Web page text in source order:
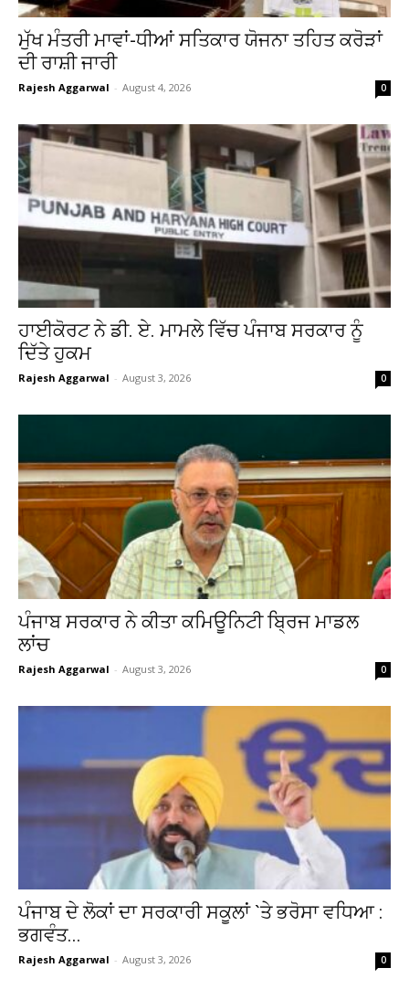
ਮੁੱਖ ਮੰਤਰੀ ਮਾਵਾਂ-ਧੀਆਂ ਸਤਿਕਾਰ ਯੋਜਨਾ ਤਹਿਤ ਕਰੋੜਾਂ
ਦੀ ਰਾਸ਼ੀ ਜਾਰੀ
Rajesh Aggarwal - August 4, 2026 0
ਹਾਈਕੋਰਟ ਨੇ ਡੀ. ਏ. ਮਾਮਲੇ ਵਿੱਚ ਪੰਜਾਬ ਸਰਕਾਰ ਨੂੰ
ਦਿੱਤੇ ਹੁਕਮ
Rajesh Aggarwal - August 3, 2026 0
ਪੰਜਾਬ ਸਰਕਾਰ ਨੇ ਕੀਤਾ ਕਮਿਊਨਿਟੀ ਬ੍ਰਿਜ ਮਾਡਲ
ਲਾਂਚ
Rajesh Aggarwal - August 3, 2026 0
ਪੰਜਾਬ ਦੇ ਲੋਕਾਂ ਦਾ ਸਰਕਾਰੀ ਸਕੂਲਾਂ `ਤੇ ਭਰੋਸਾ ਵਧਿਆ :
ਭਗਵੰਤ...
Rajesh Aggarwal - August 3, 2026 0